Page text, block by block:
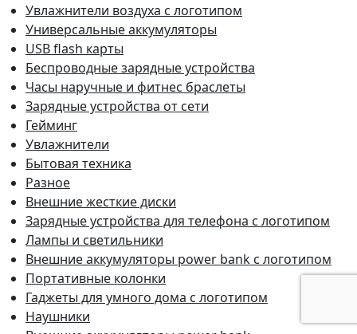
Увлажнители воздуха с логотипом
Универсальные аккумуляторы
USB flash карты
Беспроводные зарядные устройства
Часы наручные и фитнес браслеты
Зарядные устройства от сети
Гейминг
Увлажнители
Бытовая техника
Разное
Внешние жесткие диски
Зарядные устройства для телефона с логотипом
Лампы и светильники
Внешние аккумуляторы power bank с логотипом
Портативные колонки
Гаджеты для умного дома с логотипом
Наушники